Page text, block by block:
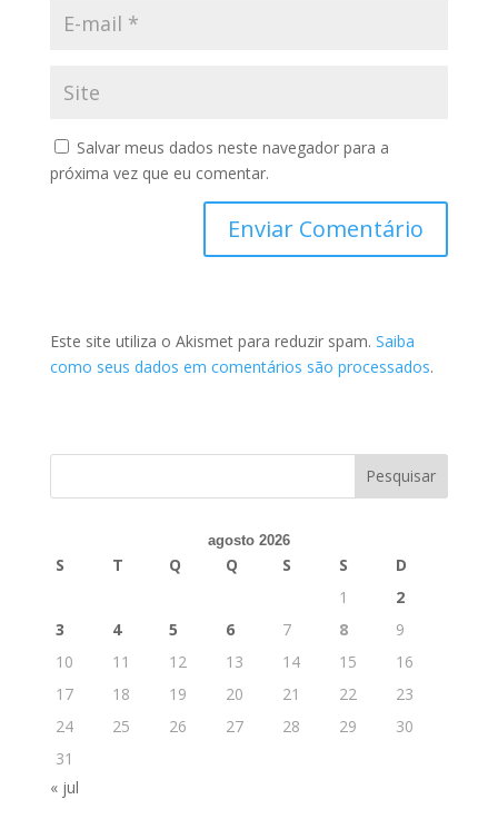
Salvar meus dados neste navegador para a
próxima vez que eu comentar.
Este site utiliza o Akismet para reduzir spam. Saiba
como seus dados em comentários são processados.
agosto 2026
S T Q Q S S
D
1
2
3
4 5 6 7 8
9
10
11 12 13 14 15
16
17
18 19 20 21 22
23
24
25 26 27 28 29
30
31
« jul